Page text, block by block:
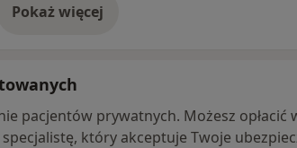
Pokaż więcej
o adresie
pacjentów prywatnych. Możesz opłacić
który akceptuje Twoje